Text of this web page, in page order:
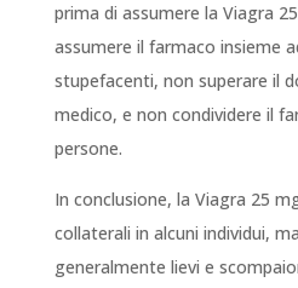
prima di assumere la Viagra
assumere il farmaco insieme
stupefacenti, non superare il
medico, e non condividere il
persone.
In conclusione, la Viagra 25
collaterali in alcuni individui,
generalmente lievi e